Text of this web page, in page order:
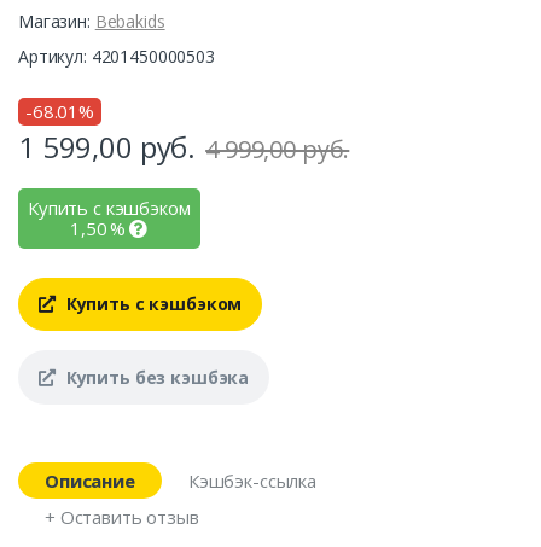
Магазин: Bebakids
Артикул: 4201450000503
-68.01%
1 599,00 руб. 4 999,00 руб.
Купить с кэшбэком
1,50%
Купить с кэшбэком
Купить без кэшбэка
Описание
Кэшбэк-ссылка
+ Оставить отзыв